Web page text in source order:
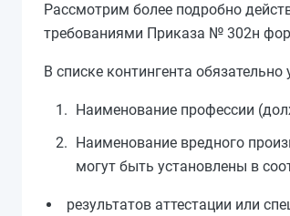
Рассмотрим более подробно
требованиями Приказа № 302н
В списке контингента обязательно
Наименование профессии
Наименование вредного
могут быть установлены в
результатов аттестации или